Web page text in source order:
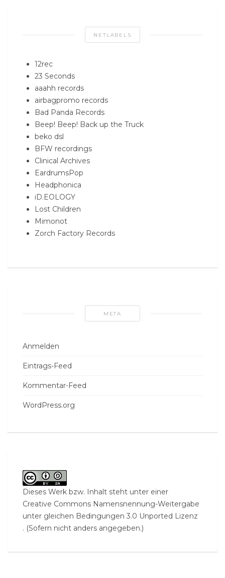
NETLABELS
12rec
23 Seconds
aaahh records
airbagpromo records
Bad Panda Records
Beep! Beep! Back up the Truck
beko dsl
BFW recordings
Clinical Archives
EardrumsPop
Headphonica
iD.EOLOGY
Lost Children
Mimonot
Zorch Factory Records
META
Anmelden
Eintrags-Feed
Kommentar-Feed
WordPress.org
Dieses Werk bzw. Inhalt steht unter einer
Creative Commons Namensnennung-Weitergabe
unter gleichen Bedingungen 3.0 Unported Lizenz
. (Sofern nicht anders angegeben.)